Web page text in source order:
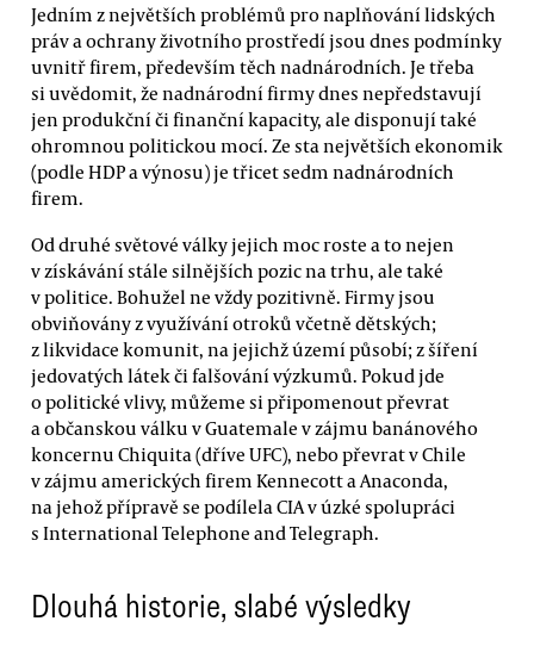
Jedním z největších problémů pro naplňování lidských
práv a ochrany životního prostředí jsou dnes podmínky
uvnitř firem, především těch nadnárodních. Je třeba
si uvědomit, že nadnárodní firmy dnes nepředstavují
jen produkční či finanční kapacity, ale disponují také
ohromnou politickou mocí. Ze sta největších ekonomik
(podle HDP a výnosu) je třicet sedm nadnárodních
firem.
Od druhé světové války jejich moc roste a to nejen
v získávání stále silnějších pozic na trhu, ale také
v politice. Bohužel ne vždy pozitivně. Firmy jsou
obviňovány z využívání otroků včetně dětských;
z likvidace komunit, na jejichž území působí; z šíření
jedovatých látek či falšování výzkumů. Pokud jde
o politické vlivy, můžeme si připomenout převrat
a občanskou válku v Guatemale v zájmu banánového
koncernu Chiquita (dříve UFC), nebo převrat v Chile
v zájmu amerických firem Kennecott a Anaconda,
na jehož přípravě se podílela CIA v úzké spolupráci
s International Telephone and Telegraph.
Dlouhá historie, slabé výsledky